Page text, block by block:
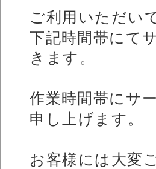
ご利用いただい
下記時間帯にて
きます。
作業時間帯にサ
申し上げます。
お客様には大変